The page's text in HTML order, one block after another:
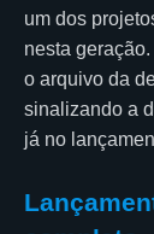
um dos
nesta
o arquivo da
sinalizando a
já no